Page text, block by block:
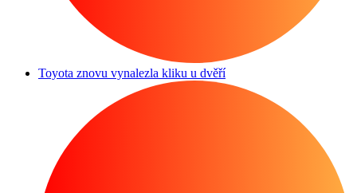
Toyota znovu vynalezla kliku u dvěří